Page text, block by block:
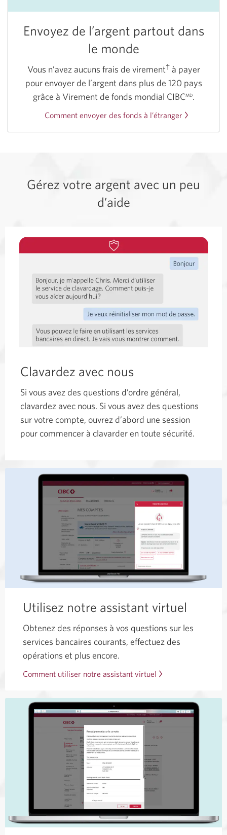
Envoyez de l’argent partout dans
le monde
Vous n’avez aucuns frais de virement†à payer
pour envoyer de l’argent dans plus de 120 pays
grâce à Virement de fonds mondial CIBCMD.
Comment envoyer des fonds à l’étranger
Gérez votre argent avec un peu
d’aide
Clavardez avec nous
Si vous avez des questions d’ordre général,
clavardez avec nous. Si vous avez des questions
sur votre compte, ouvrez d’abord une session
pour commencer à clavarder en toute sécurité.
Utilisez notre assistant virtuel
Obtenez des réponses à vos questions sur les
services bancaires courants, effectuez des
opérations et plus encore.
Comment utiliser notre assistant virtuel